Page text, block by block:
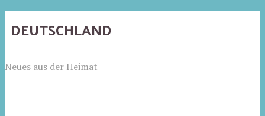
DEUTSCHLAND
Neues aus der Heimat